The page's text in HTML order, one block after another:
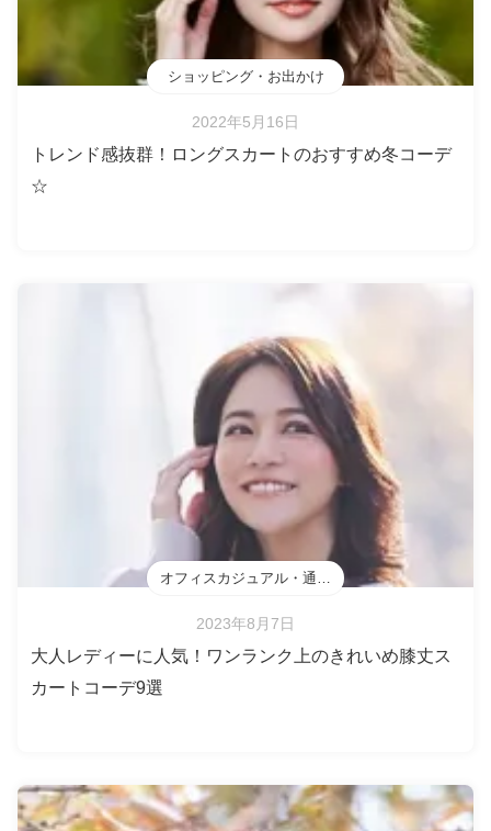
ショッピング・お出かけ
2022年5月16日
トレンド感抜群！ロングスカートのおすすめ冬コーデ
☆
オフィスカジュアル・通勤・会食
2023年8月7日
大人レディーに人気！ワンランク上のきれいめ膝丈ス
カートコーデ9選